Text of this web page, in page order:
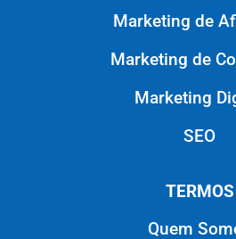
Marketing de
Marketing de
Marketing
SEO
TERMOS
Quem